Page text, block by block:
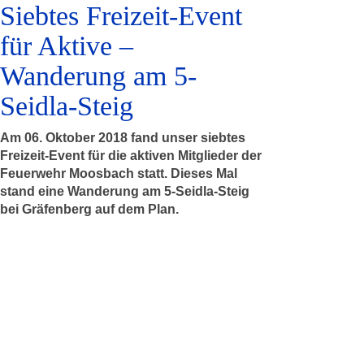
Siebtes Freizeit-Event
für Aktive –
Wanderung am 5-
Seidla-Steig
Am 06. Oktober 2018 fand unser siebtes
Freizeit-Event für die aktiven Mitglieder der
Feuerwehr Moosbach statt. Dieses Mal
stand eine Wanderung am 5-Seidla-Steig
bei Gräfenberg auf dem Plan.